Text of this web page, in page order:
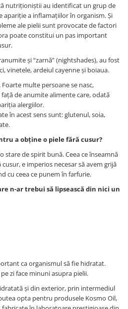
nutriționiștii au identificat un grup de
apariție a inflamațiilor în organism. Și
ale pielii sunt provocate de factori
poate constitui un pas important
și “zarnă” (nightshades), au fost
vinetele, ardeiul cayenne și boiaua.
. Foarte multe persoane se nasc,
de anumite alimente care, odată
alergiilor.
în acest sens sunt: glutenul, soia,
a obține o piele fără cusur?
stare de spirit bună. Ceea ce înseamnă
e imperios necesar să avem grijă
cu ceea ce punem în farfurie.
n-ar trebui să lipsească din nici un
ca organismul să fie hidratat.
zi face minuni asupra pielii.
și din exterior, prin intermediul
opta pentru produsele Kosmo Oil,